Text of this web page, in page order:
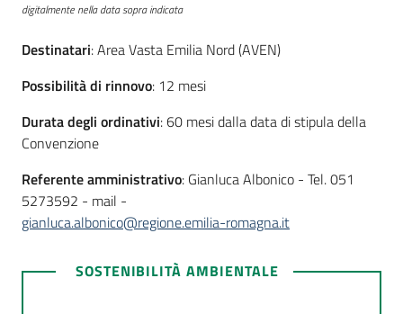
Seguici
su
digitalmente nella data sopra indicata
Destinatari: Area Vasta Emilia Nord (AVEN)
Possibilità di rinnovo: 12 mesi
Durata degli ordinativi: 60 mesi dalla data di stipula della
Convenzione
Referente amministrativo: Gianluca Albonico - Tel. 051
5273592 - mail -
gianluca.albonico@regione.emilia-romagna.it
SOSTENIBILITÀ AMBIENTALE